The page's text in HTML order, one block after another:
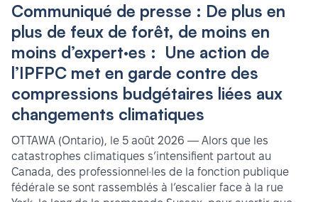
Communiqué de presse : De plus en
plus de feux de forêt, de moins en
moins d’expert·es : Une action de
l’IPFPC met en garde contre des
compressions budgétaires liées aux
changements climatiques
OTTAWA (Ontario), le 5 août 2026 — Alors que les
catastrophes climatiques s’intensifient partout au
Canada, des professionnel·les de la fonction publique
fédérale se sont rassemblés à l’escalier face à la rue